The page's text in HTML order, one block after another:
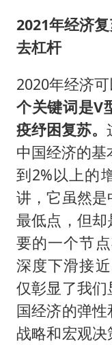
2021年经济
去杠杆
2020年经济
个关键词是V
疫纾困复苏。
中国经济的
到2%以上的
讲，它虽然
最低点，但
要的一个节
深度下滑接
仅彰显了我
国经济的弹
战略和宏观